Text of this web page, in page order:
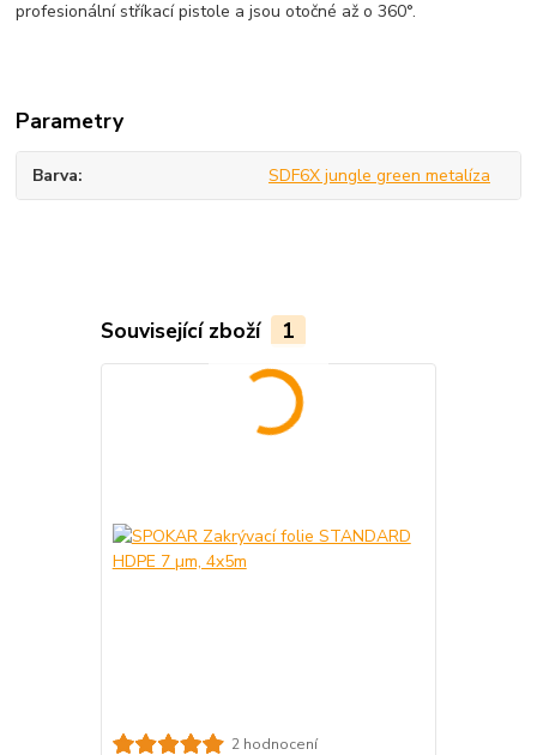
profesionální stříkací pistole a jsou otočné až o 360°.
Parametry
Barva SDF6X jungle green metalíza
Související zboží 1
2 hodnocení